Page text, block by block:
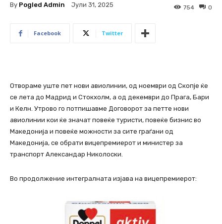
By Pogled Admin Јули 31, 2025 0
754
Facebook Twitter
Отвораме уште пет нови авиолинии, од ноември од Скопје ќе
се лета до Мадрид и Стокхолм, а од декември до Прага, Бари
и Келн. Утрово го потпишавме Договорот за петте нови
авиолинии кои ќе значат повеќе туристи, повеќе бизнис во
Македонија и повеќе можности за сите граѓани од
Македонија, се обрати вицепремиерот и министер за
транспорт Александар Николоски.
Во продолжение интегралната изјава на вицепремиерот: